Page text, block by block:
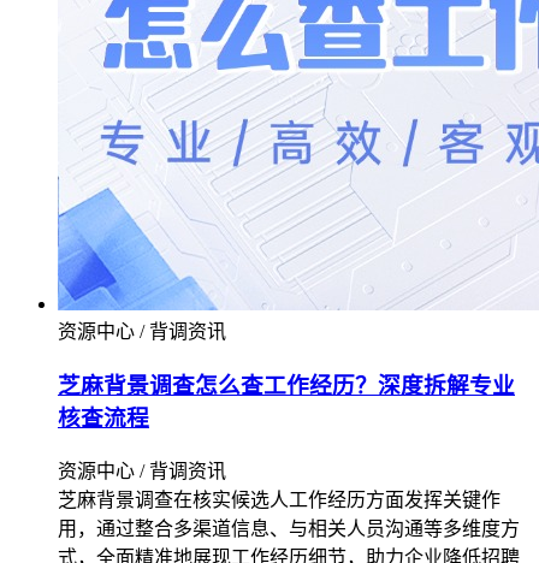
资源中心 / 背调资讯
芝麻背景调查怎么查工作经历？深度拆解专业
核查流程
资源中心 / 背调资讯
芝麻背景调查在核实候选人工作经历方面发挥关键作
用，通过整合多渠道信息、与相关人员沟通等多维度方
式，全面精准地展现工作经历细节，助力企业降低招聘